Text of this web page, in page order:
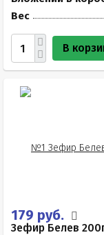
Вес
В
179 руб.
Зефир Белев